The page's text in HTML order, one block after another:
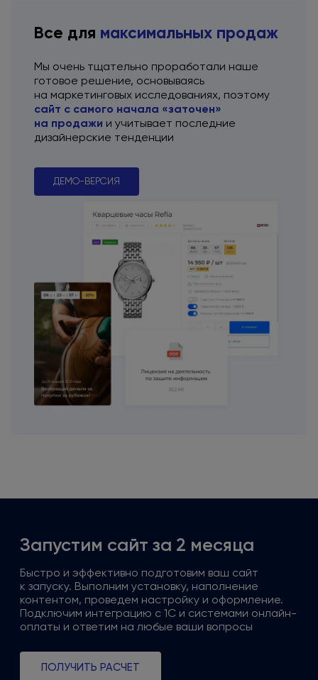
Все для максимальных продаж
Мы очень тщательно проработали наше
готовое решение, основываясь
на маркетинговых исследованиях, поэтому
сайт с самого начала «заточен»
на продажи и учитывает последние
дизайнерские тенденции
ДЕМО-ВЕРСИЯ
Запустим сайт за 2 месяца
Быстро и эффективно подготовим ваш сайт
к запуску. Выполним установку, наполнение
контентом, проведем настройку и оформление.
Подключим интеграцию с 1С и системами онлайн-
оплаты и ответим на любые ваши вопросы
ПОЛУЧИТЬ РАСЧЕТ